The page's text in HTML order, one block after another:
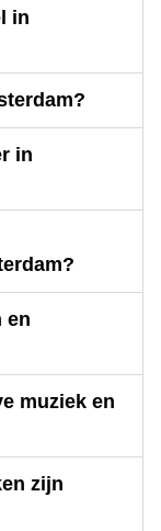
in
in
en
muziek en
zijn